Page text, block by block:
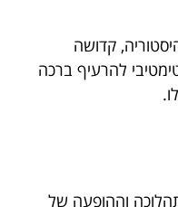
קדושה
להרעיף ברכה
וההופעה של